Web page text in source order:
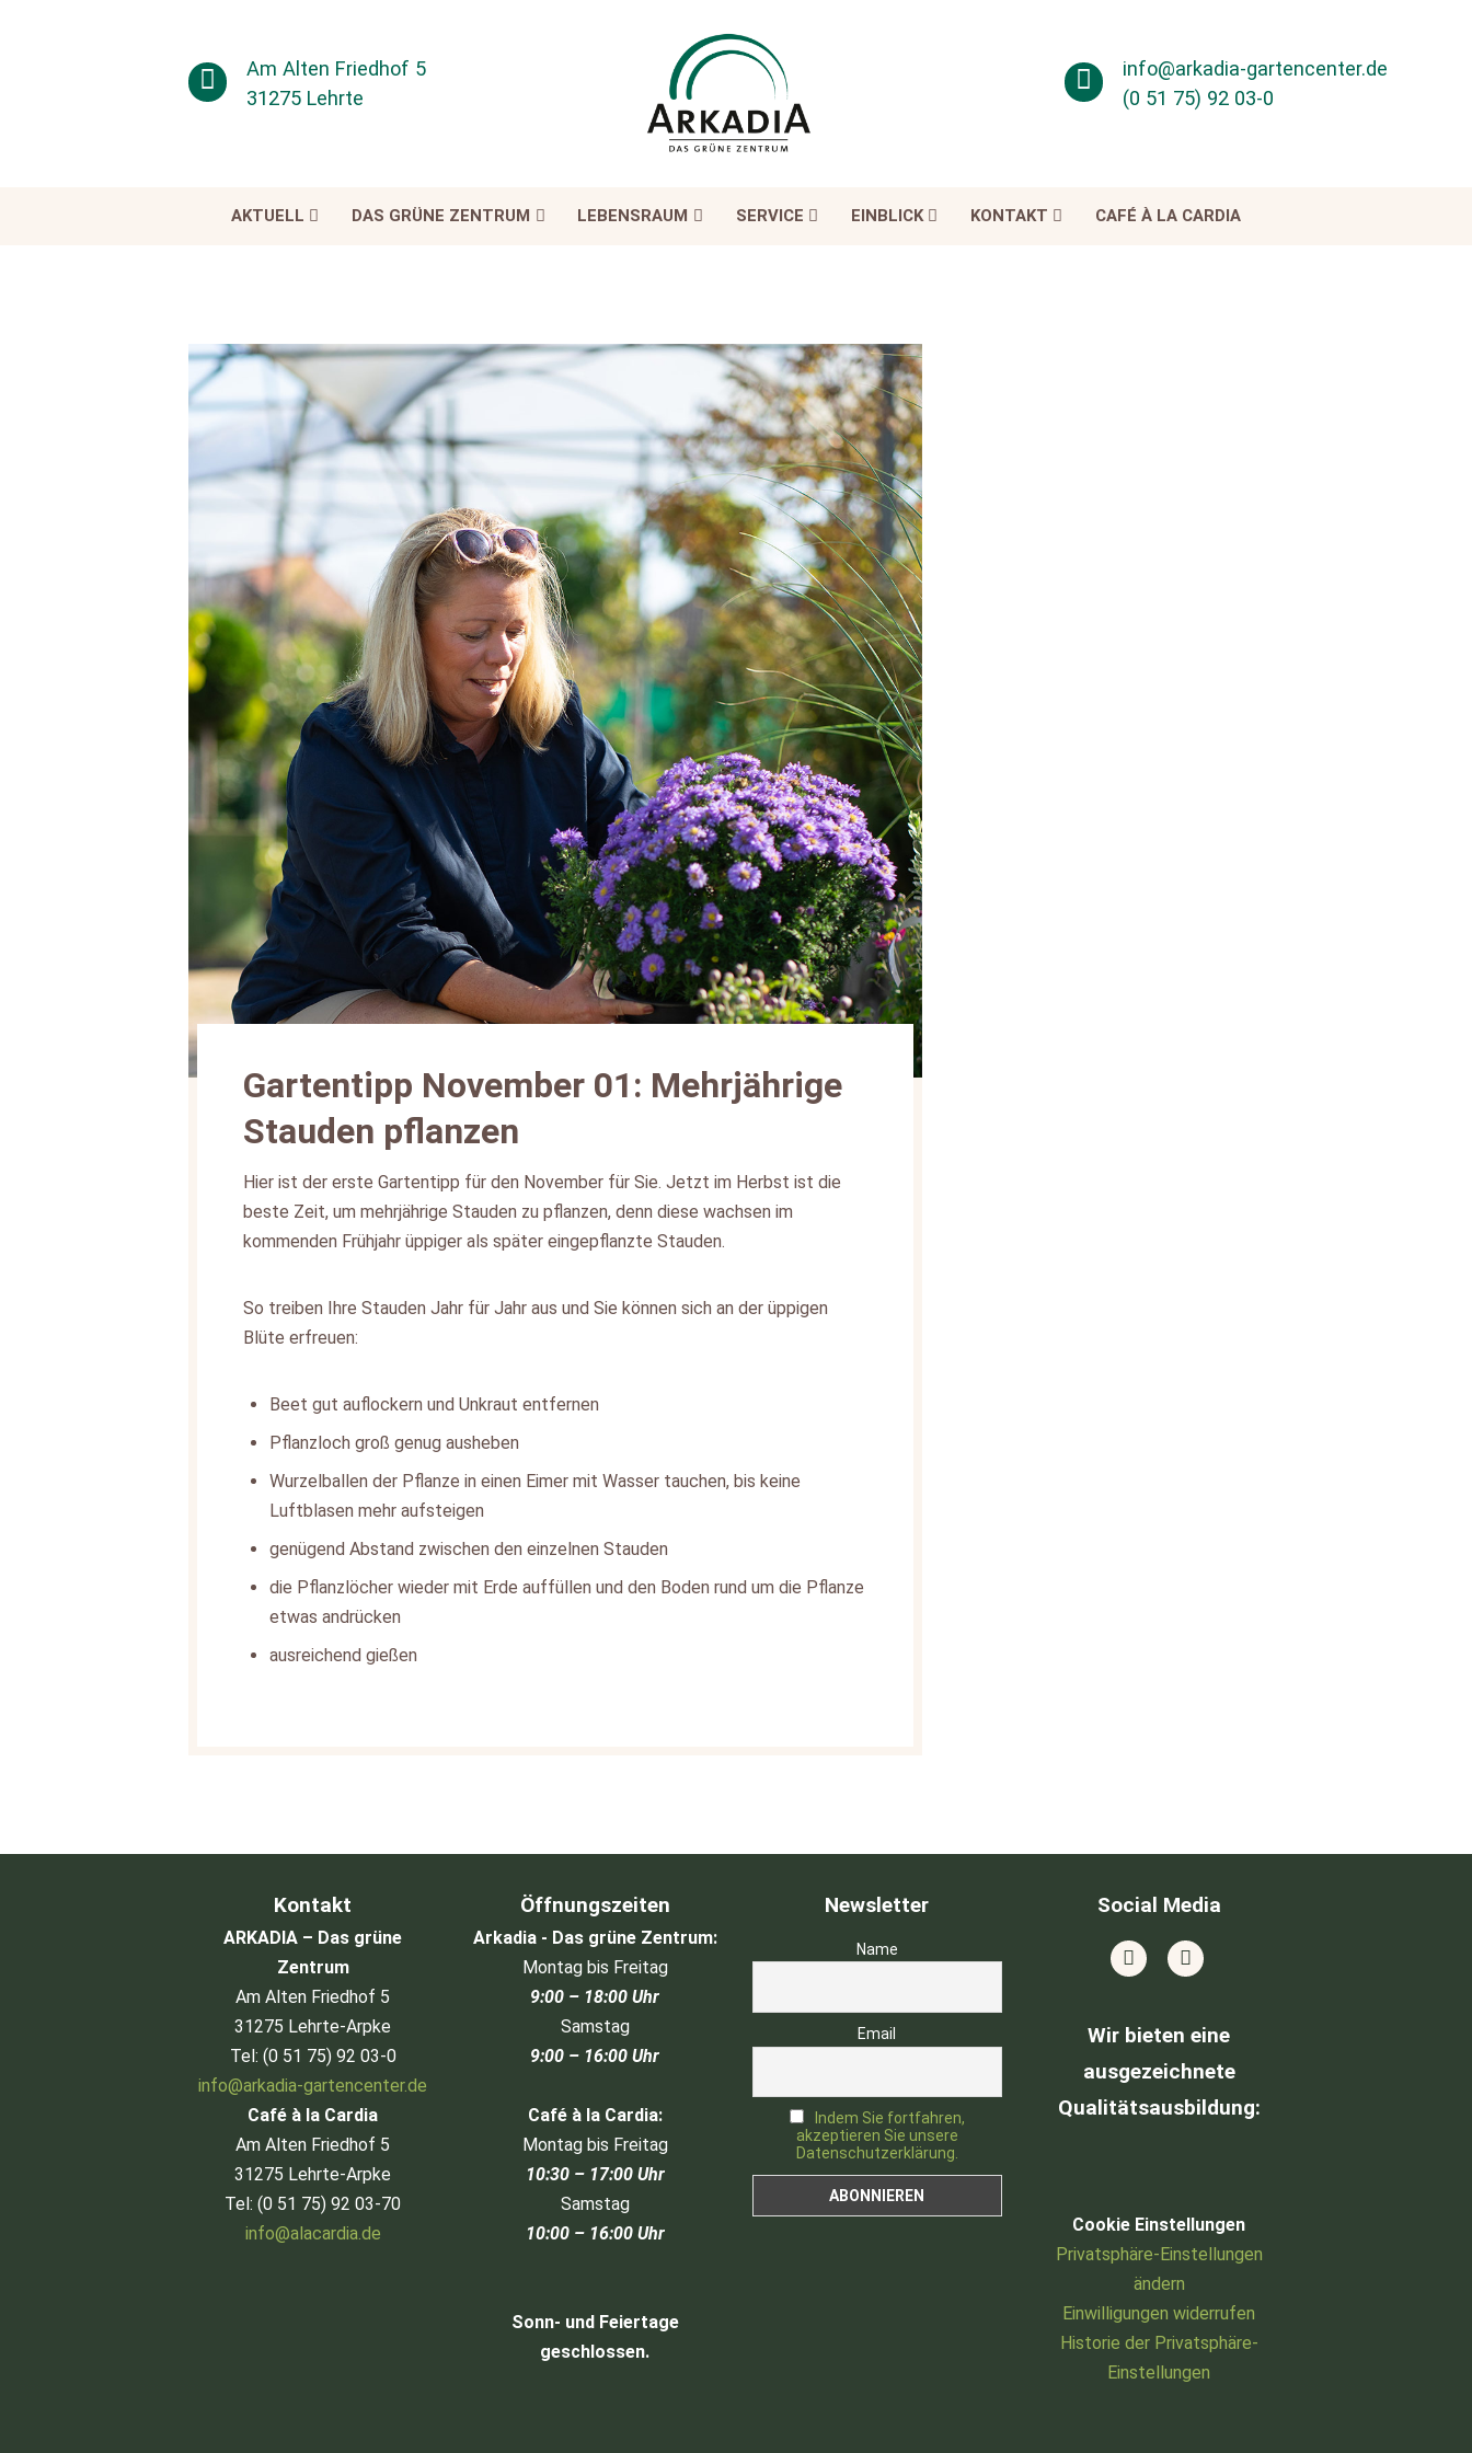
Am Alten Friedhof 5
31275 Lehrte
info@arkadia-gartencenter.de
(0 51 75) 92 03-0
AKTUELL DAS GRÜNE ZENTRUM LEBENSRAUM SERVICE EINBLICK KONTAKT CAFÉ À LA CARDIA
Gartentipp November 01: Mehrjährige
Stauden pflanzen
Hier ist der erste Gartentipp für den November für Sie. Jetzt im Herbst ist die
beste Zeit, um mehrjährige Stauden zu pflanzen, denn diese wachsen im
kommenden Frühjahr üppiger als später eingepflanzte Stauden.
So treiben Ihre Stauden Jahr für Jahr aus und Sie können sich an der üppigen
Blüte erfreuen:
Beet gut auflockern und Unkraut entfernen
Pflanzloch groß genug ausheben
Wurzelballen der Pflanze in einen Eimer mit Wasser tauchen, bis keine
Luftblasen mehr aufsteigen
genügend Abstand zwischen den einzelnen Stauden
die Pflanzlöcher wieder mit Erde auffüllen und den Boden rund um die Pflanze
etwas andrücken
ausreichend gießen
Kontakt
ARKADIA – Das grüne
Zentrum
Am Alten Friedhof 5
31275 Lehrte-Arpke
Tel: (0 51 75) 92 03-0
info@arkadia-gartencenter.de
Café à la Cardia
Am Alten Friedhof 5
31275 Lehrte-Arpke
Tel: (0 51 75) 92 03-70
info@alacardia.de
Öffnungszeiten
Arkadia - Das grüne Zentrum:
Montag bis Freitag
9:00 – 18:00 Uhr
Samstag
9:00 – 16:00 Uhr
Café à la Cardia:
Montag bis Freitag
10:30 – 17:00 Uhr
Samstag
10:00 – 16:00 Uhr
Sonn- und Feiertage
geschlossen.
Newsletter
Name
Email
Indem Sie fortfahren,
akzeptieren Sie unsere
Datenschutzerklärung.
Social Media
Wir bieten eine
ausgezeichnete
Qualitätsausbildung:
Cookie Einstellungen
Privatsphäre-Einstellungen
ändern
Einwilligungen widerrufen
Historie der Privatsphäre-
Einstellungen